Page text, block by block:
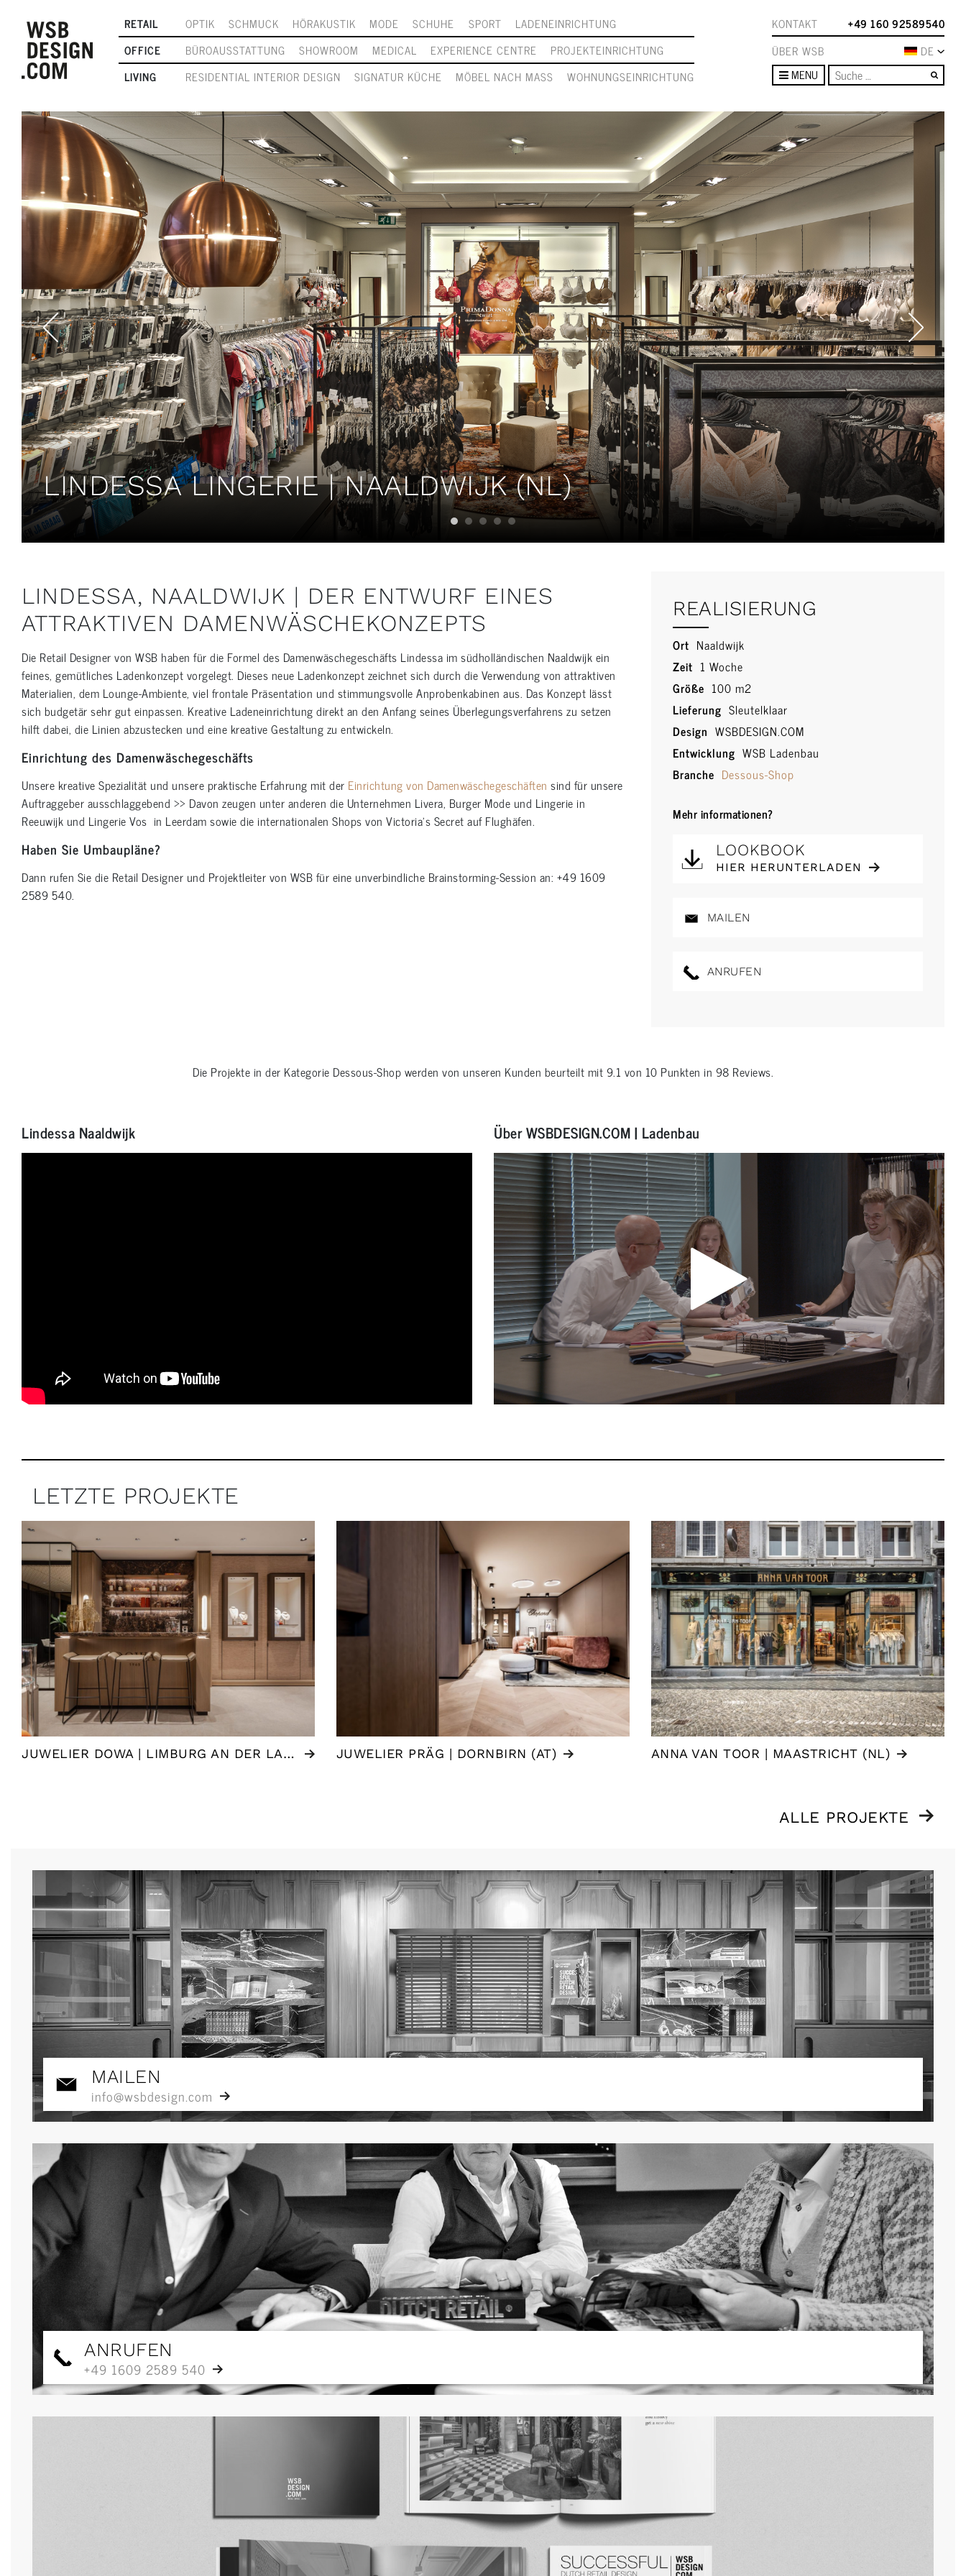
RETAIL OPTIK SCHMUCK HÖRAKUSTIK MODE SCHUHE SPORT
LADENEINRICHTUNG
OFFICE
BÜROAUSSTATTUNG SHOWROOM MEDICAL EXPERIENCE CENTRE
PROJEKTEINRICHTUNG
LIVING
RESIDENTIAL INTERIOR DESIGN SIGNATUR KÜCHE MÖBEL NACH MASS WOHNUNGSEINRICHTUNG
KONTAKT
+49 160 92589540
ÜBER WSB
DE
MENU
LINDESSA LINGERIE | NAALDWIJK (NL)
LINDESSA, NAALDWIJK | DER ENTWURF EINES
ATTRAKTIVEN DAMENWÄSCHEKONZEPTS
Die Retail Designer von WSB haben für die Formel des Damenwäschegeschäfts Lindessa im südholländischen Naaldwijk ein
feines, gemütliches Ladenkonzept vorgelegt. Dieses neue Ladenkonzept zeichnet sich durch die Verwendung von attraktiven
Materialien, dem Lounge-Ambiente, viel frontale Präsentation und stimmungsvolle Anprobenkabinen aus. Das Konzept lässt
sich budgetär sehr gut einpassen. Kreative Ladeneinrichtung direkt an den Anfang seines Überlegungsverfahrens zu setzen
hilft dabei, die Linien abzustecken und eine kreative Gestaltung zu entwickeln.
Einrichtung des Damenwäschegeschäfts
Unsere kreative Spezialität und unsere praktische Erfahrung mit der Einrichtung von Damenwäschegeschäften sind für unsere
Auftraggeber ausschlaggebend >> Davon zeugen unter anderen die Unternehmen Livera, Burger Mode und Lingerie in
Reeuwijk und Lingerie Vos in Leerdam sowie die internationalen Shops von Victoria’s Secret auf Flughäfen.
Haben Sie Umbaupläne?
Dann rufen Sie die Retail Designer und Projektleiter von WSB für eine unverbindliche Brainstorming-Session an: +49 1609
2589 540.
REALISIERUNG
Ort Naaldwijk
Zeit 1 Woche
Größe 100 m2
Lieferung Sleutelklaar
Design WSBDESIGN.COM
Entwicklung WSB Ladenbau
Branche Dessous-Shop
Mehr informationen?
LOOKBOOK
HIER HERUNTERLADEN
MAILEN
ANRUFEN
Die Projekte in der Kategorie Dessous-Shopwerden von unseren Kunden beurteilt mit9.1 von 10 Punkten in 98 Reviews.
Lindessa Naaldwijk Über WSBDESIGN.COM | Ladenbau
LETZTE PROJEKTE
JUWELIER DOWA | LIMBURG AN DER LAHN (DE) JUWELIER PRÄG | DORNBIRN (AT) ANNA VAN TOOR | MAASTRICHT (NL)
ALLE PROJEKTE
MAILEN
info@wsbdesign.com
ANRUFEN
+49 1609 2589 540